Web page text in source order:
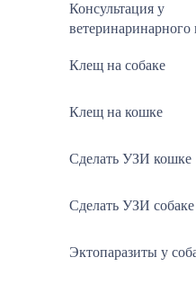
Консультация у
ветеринаринарного
Клещ на собаке
Клещ на кошке
Сделать УЗИ кошке
Сделать УЗИ собаке
Эктопаразиты у